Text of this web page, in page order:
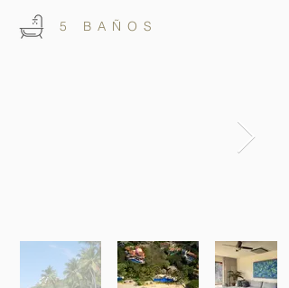
5 BAÑOS